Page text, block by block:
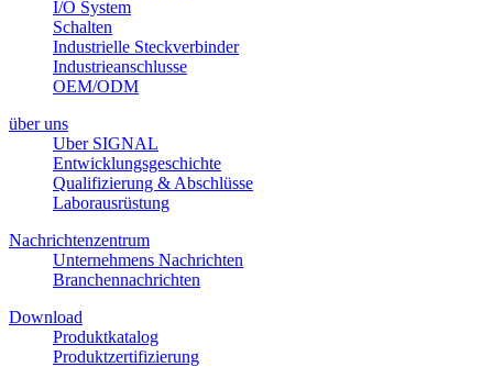
I/O System
Schalten
Industrielle Steckverbinder
Industrieanschlusse
OEM/ODM
über uns
Uber SIGNAL
Entwicklungsgeschichte
Qualifizierung & Abschlüsse
Laborausrüstung
Nachrichtenzentrum
Unternehmens Nachrichten
Branchennachrichten
Download
Produktkatalog
Produktzertifizierung